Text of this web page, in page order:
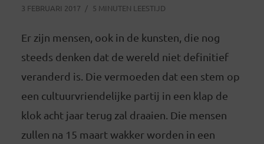
3 FEBRUARI 2017
5 MINUTEN LEESTIJD
Er zijn mensen, ook in de kunsten, die nog
steeds denken dat de wereld niet definitief
veranderd is. Die vermoeden dat een stem op
een cultuurvriendelijke partij in een klap de
klok acht jaar terug zal draaien. Die mensen
zullen na 15 maart wakker worden in een